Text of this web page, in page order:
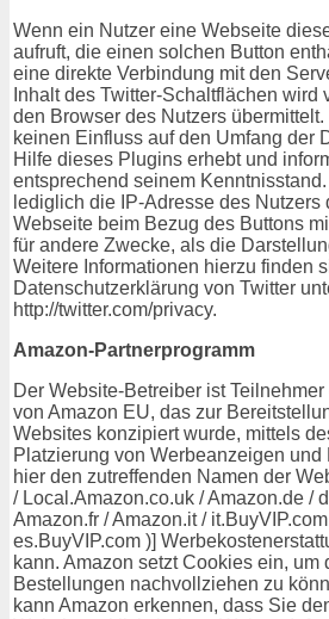
Wenn ein Nutzer eine Webseite
aufruft, die einen solchen Button
eine direkte Verbindung mit den
Inhalt des Twitter-Schaltflächen wird
den Browser des Nutzers
keinen Einfluss auf den Umfang der
Hilfe dieses Plugins erhebt und
entsprechend seinem
lediglich die IP-Adresse des
Webseite beim Bezug des Buttons
für andere Zwecke, als die
Weitere Informationen hierzu finden
Datenschutzerklärung von Twitter
http://twitter.com/privacy.
Amazon-Partnerprogramm
Der Website-Betreiber ist
von Amazon EU, das zur
Websites konzipiert wurde, mittels
Platzierung von Werbeanzeigen
hier den zutreffenden Namen der
/ Local.Amazon.co.uk / Amazon.de /
Amazon.fr / Amazon.it /
es.BuyVIP.com )]
kann. Amazon setzt Cookies ein, um
Bestellungen nachvollziehen zu
kann Amazon erkennen, dass Sie